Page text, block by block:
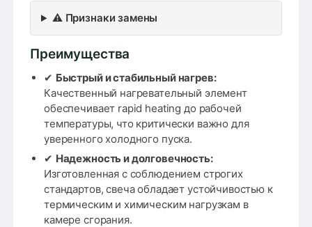
⚠️ Признаки замены
Преимущества
✔ Быстрый и стабильный нагрев:
Качественный нагревательный элемент
обеспечивает rapid heating до рабочей
температуры, что критически важно для
уверенного холодного пуска.
✔ Надежность и долговечность:
Изготовленная с соблюдением строгих
стандартов, свеча обладает устойчивостью к
термическим и химическим нагрузкам в
камере сгорания.